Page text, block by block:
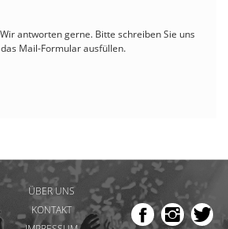
antworten gerne. Bitte schreiben Sie uns
Mail-Formular ausfüllen.
ÜBER UNS
KONTAKT